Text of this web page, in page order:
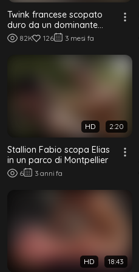
Twink francese scopato
duro da un dominante
combattente arabo in un
parcheggio
82K 126 3 mesi fa
HD 2:20
Stallion Fabio scopa Elias
in un parco di Montpellier
6 3 anni fa
HD 18:43